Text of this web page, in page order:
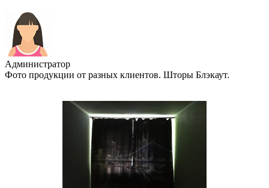
Администратор
Фото продукции от разных клиентов. Шторы Блэкаут.